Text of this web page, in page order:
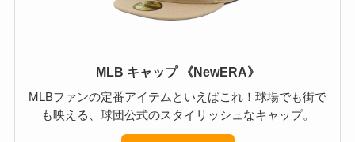
MLB キャップ 《NewERA》
MLBファンの定番アイテムといえばこれ！球場でも街で
も映える、球団公式のスタイリッシュなキャップ。